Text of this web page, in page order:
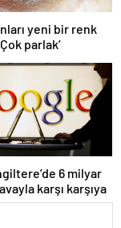
yeni bir renk
parlak’
6 milyar
karşı karşıya